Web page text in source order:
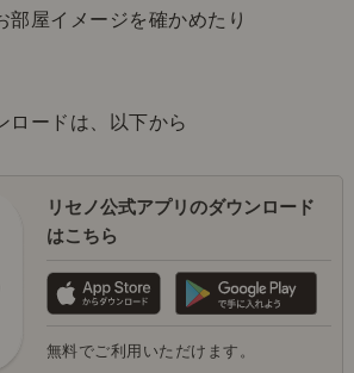
部屋イメージを確かめたり
ロードは、以下から
リセノ公式アプリのダウンロード
はこちら
無料でご利用いただけます。